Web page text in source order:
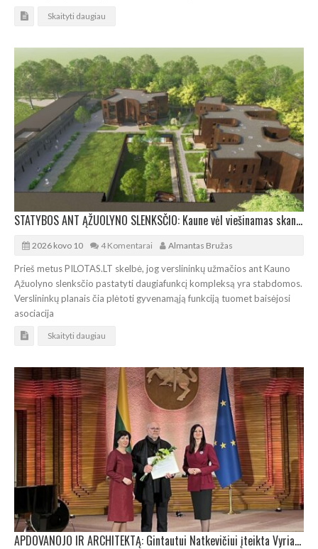
Skaityti daugiau
STATYBOS ANT ĄŽUOLYNO SLENKSČIO: Kaune vėl viešinamas skandalingasis Sporto g. 3 projektas
2026 kovo 10 4 Komentarai Almantas Bružas
Prieš metus PILOTAS.LT skelbė, jog verslininkų užmačios ant Kauno
Ąžuolyno slenksčio pastatyti daugiafunkcį kompleksą yra stabdomos.
Verslininkų planais čia plėtoti gyvenamąją funkciją tuomet baisėjosi
asociacija
Skaityti daugiau
APDOVANOJO IR ARCHITEKTĄ: Gintautui Natkevičiui įteikta Vyriausybės kultūros ir meno premija